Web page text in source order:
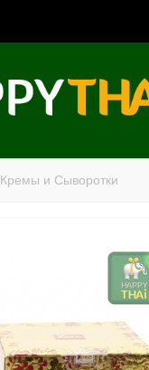
Кремы и Сыворотки